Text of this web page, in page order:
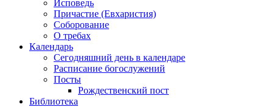
Исповедь
Причастие (Евхаристия)
Соборование
О требах
Календарь
Сегодняшний день в календаре
Расписание богослужений
Посты
Рождественский пост
Библиотека